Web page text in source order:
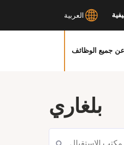
العربية
جميع الوظائف
بلغاري